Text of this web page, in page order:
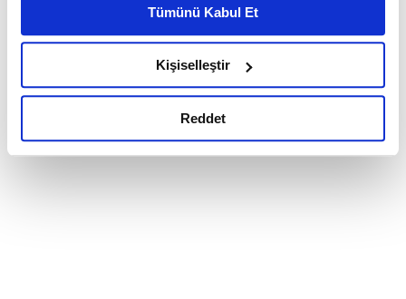
Metnimizi ziyaret edebilirsiniz.
6698 sayılı Kişisel Verilerin Korunması Kanunu uyarınca
okumak ve sitemizi ziyaretiniz kapsamında
gerçekleştirilen veri işleme faaliyetleri ile ilgili daha
detaylı bilgi almak için lütfentıklayınız.
Tümünü Kabul Et
Kişiselleştir
Reddet